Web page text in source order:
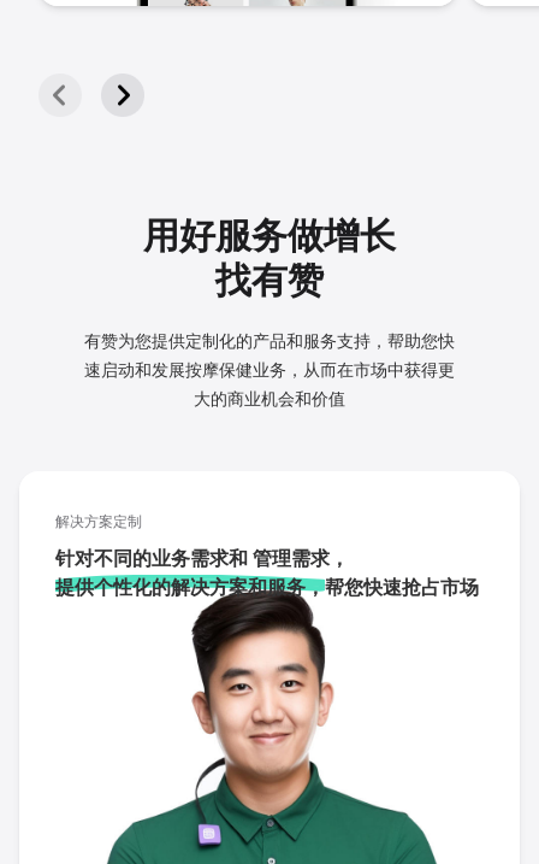
用好服务做增长
找有赞
有赞为您提供定制化的产品和服务支持，帮助您快
速启动和发展按摩保健业务，从而在市场中获得更
大的商业机会和价值
解决方案定制
针对不同的业务需求和 管理需求，
提供个性化的解决方案和服务，帮您快速抢占市场